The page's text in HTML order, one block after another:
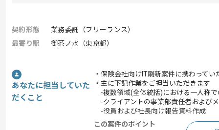
契約形態
業務委託（フリーランス）
最寄り駅
御茶ノ水（東京都）
あなたに担当していた
だくこと
・保険会社向けIT刷新案件に携わってい
・主に下記作業をご担当いただきます
-複数領域(全体統括)における一人称で
-クライアントの事業部責任者および
-役員および社長向け報告資料作成
この案件のポイント